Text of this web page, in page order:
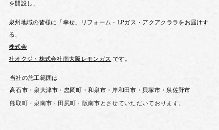
を開設し、
泉州地域の皆様に「幸せ」リフォーム・ LPガス・ アクアクララを お届けす
る、
株式会
社オクジ ・ 株式会社南大阪 レモンガス です。
当社の施工範囲は
高石市・泉大津市・忠岡町・和泉市・岸和田市・貝塚市・泉佐野市
熊取町・泉南市・田尻町・ 阪南市とさせていただいております。